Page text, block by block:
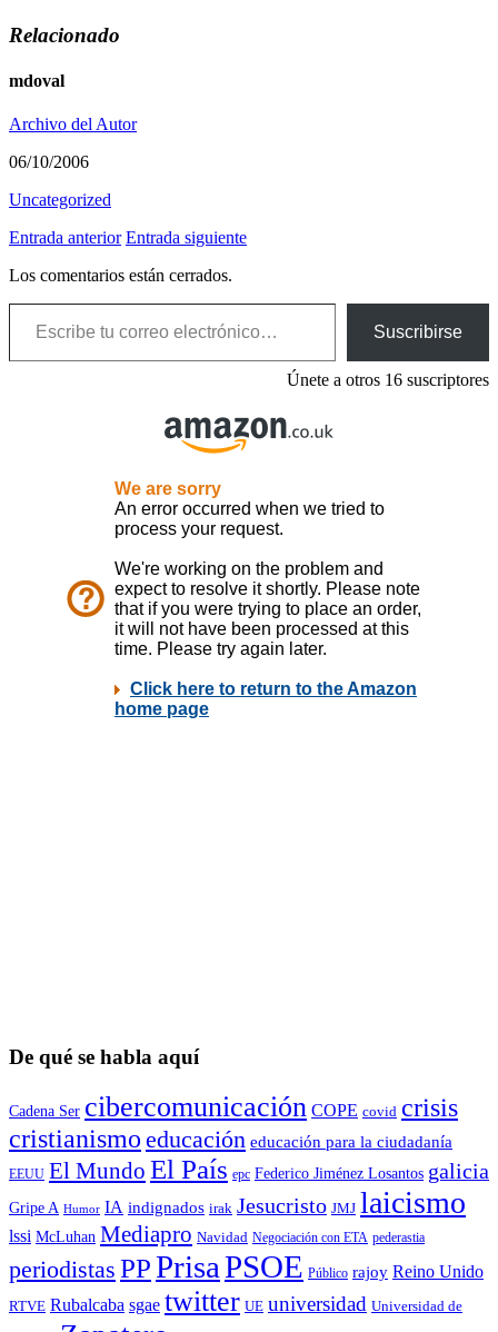
Relacionado
mdoval
Archivo del Autor
06/10/2006
Uncategorized
Entrada anterior Entrada siguiente
Los comentarios están cerrados.
Escribe tu correo electrónico…
Suscribirse
Únete a otros 16 suscriptores
De qué se habla aquí
Cadena Ser cibercomunicación COPE covid crisis
cristianismo educación educación para la ciudadaní­a
EEUU El Mundo El País epc Federico Jiménez Losantos galicia
Gripe A Humor IA indignados irak Jesucristo JMJ laicismo
lssi McLuhan Mediapro Navidad Negociación con ETA pederastia
periodistas PPPrisaPSOE Público rajoy Reino Unido
RTVE Rubalcaba sgae twitter UE universidad Universidad de